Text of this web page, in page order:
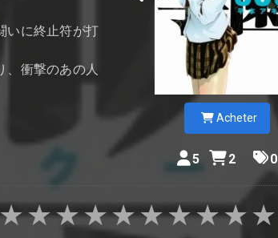
いに終止符が打
、衝撃のあの人
Acheter
5 2 0
★
★
★
★
★
★
★
★
★